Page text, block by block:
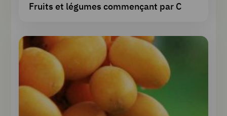
Fruits et légumes commençant par C